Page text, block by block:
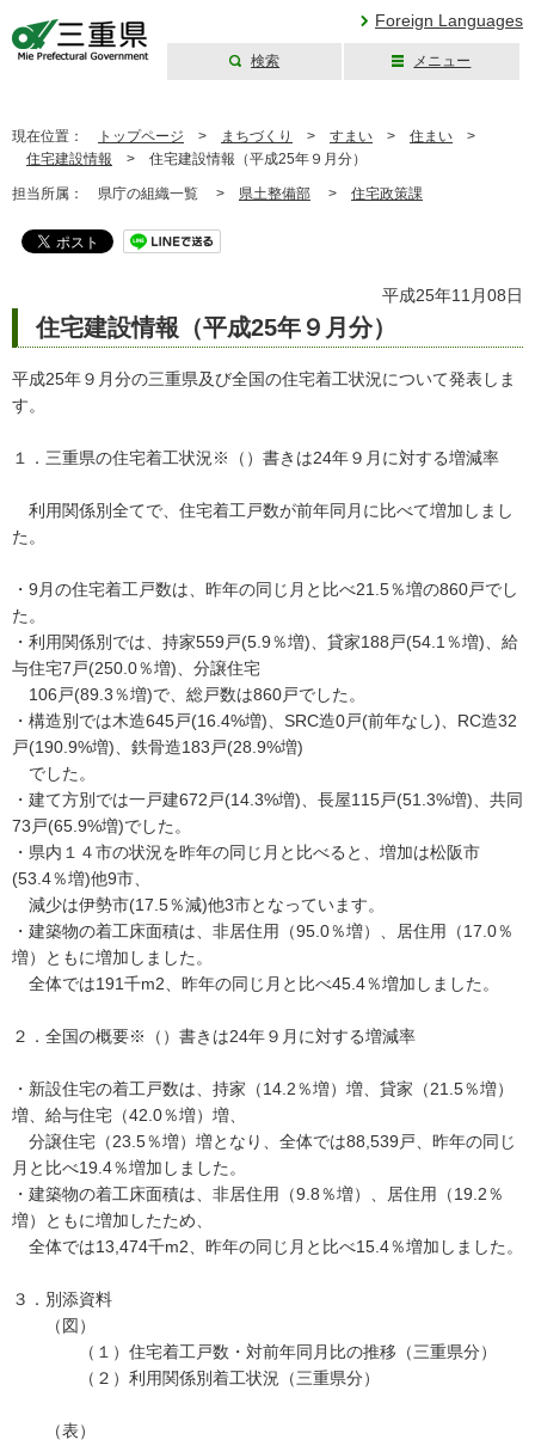
Foreign Languages
検索 メニュー
現在位置： トップページ > まちづくり > すまい > 住まい >
住宅建設情報 > 住宅建設情報（平成25年９月分）
担当所属： 県庁の組織一覧 > 県土整備部 > 住宅政策課
平成25年11月08日
住宅建設情報（平成25年９月分）
平成25年９月分の三重県及び全国の住宅着工状況について発表しま
す。
１．三重県の住宅着工状況※（）書きは24年９月に対する増減率
利用関係別全てで、住宅着工戸数が前年同月に比べて増加しまし
た。
・9月の住宅着工戸数は、昨年の同じ月と比べ21.5％増の860戸でし
た。
・利用関係別では、持家559戸(5.9％増)、貸家188戸(54.1％増)、給
与住宅7戸(250.0％増)、分譲住宅
106戸(89.3％増)で、総戸数は860戸でした。
・構造別では木造645戸(16.4%増)、SRC造0戸(前年なし)、RC造32
戸(190.9%増)、鉄骨造183戸(28.9%増)
でした。
・建て方別では一戸建672戸(14.3%増)、長屋115戸(51.3%増)、共同
73戸(65.9%増)でした。
・県内１４市の状況を昨年の同じ月と比べると、増加は松阪市
(53.4％増)他9市、
減少は伊勢市(17.5％減)他3市となっています。
・建築物の着工床面積は、非居住用（95.0％増）、居住用（17.0％
増）ともに増加しました。
全体では191千m2、昨年の同じ月と比べ45.4％増加しました。
２．全国の概要※（）書きは24年９月に対する増減率
・新設住宅の着工戸数は、持家（14.2％増）増、貸家（21.5％増）
増、給与住宅（42.0％増）増、
分譲住宅（23.5％増）増となり、全体では88,539戸、昨年の同じ
月と比べ19.4％増加しました。
・建築物の着工床面積は、非居住用（9.8％増）、居住用（19.2％
増）ともに増加したため、
全体では13,474千m2、昨年の同じ月と比べ15.4％増加しました。
３．別添資料
（図）
（１）住宅着工戸数・対前年同月比の推移（三重県分）
（２）利用関係別着工状況（三重県分）
（表）